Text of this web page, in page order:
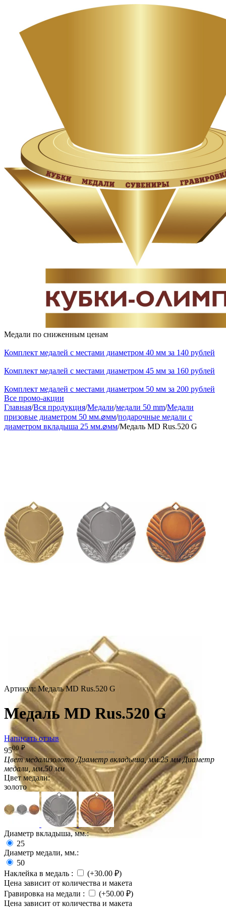
Медали по сниженным ценам
Комплект медалей с местами диаметром 40 мм за 140 рублей
Комплект медалей с местами диаметром 45 мм за 160 рублей
Комплект медалей с местами диаметром 50 мм за 200 рублей
Все промо-акции
Главная/Вся продукция/Медали/медали 50 mm/Медали
призовые диаметром 50 мм.⌀мм/подарочные медали с
диаметром вкладыша 25 мм.⌀мм/Медаль MD Rus.520 G
Артикул: Медаль MD Rus.520 G
Медаль MD Rus.520 G
Написать отзыв
9500 ₽
Цвет медализолото Диаметр вкладыша, мм.25 мм Диаметр
медали, мм.50 мм
Цвет медали:
золото
Диаметр вкладыша, мм.:
25
Диаметр медали, мм.:
50
Наклейка в медаль : (+30.00 ₽)
Цена зависит от количества и макета
Гравировка на медали : (+50.00 ₽)
Цена зависит от количества и макета